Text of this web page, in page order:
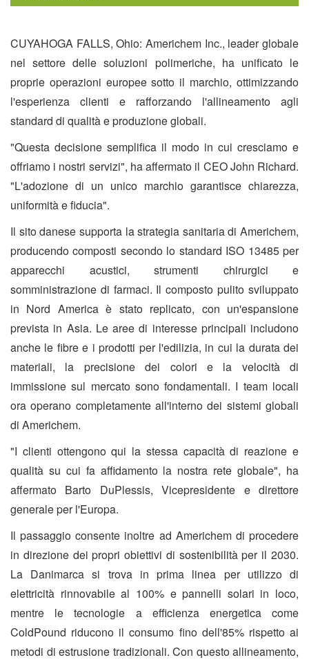
CUYAHOGA FALLS, Ohio: Americhem Inc., leader globale
nel settore delle soluzioni polimeriche, ha unificato le
proprie operazioni europee sotto il marchio, ottimizzando
l'esperienza clienti e rafforzando l'allineamento agli
standard di qualità e produzione globali.
"Questa decisione semplifica il modo in cui cresciamo e
offriamo i nostri servizi", ha affermato il CEO John Richard.
"L'adozione di un unico marchio garantisce chiarezza,
uniformità e fiducia".
Il sito danese supporta la strategia sanitaria di Americhem,
producendo composti secondo lo standard ISO 13485 per
apparecchi acustici, strumenti chirurgici e
somministrazione di farmaci. Il composto pulito sviluppato
in Nord America è stato replicato, con un'espansione
prevista in Asia. Le aree di interesse principali includono
anche le fibre e i prodotti per l'edilizia, in cui la durata dei
materiali, la precisione dei colori e la velocità di
immissione sul mercato sono fondamentali. I team locali
ora operano completamente all'interno dei sistemi globali
di Americhem.
"I clienti ottengono qui la stessa capacità di reazione e
qualità su cui fa affidamento la nostra rete globale", ha
affermato Barto DuPlessis, Vicepresidente e direttore
generale per l'Europa.
Il passaggio consente inoltre ad Americhem di procedere
in direzione dei propri obiettivi di sostenibilità per il 2030.
La Danimarca si trova in prima linea per utilizzo di
elettricità rinnovabile al 100% e pannelli solari in loco,
mentre le tecnologie a efficienza energetica come
ColdPound riducono il consumo fino dell'85% rispetto ai
metodi di estrusione tradizionali. Con questo allineamento,